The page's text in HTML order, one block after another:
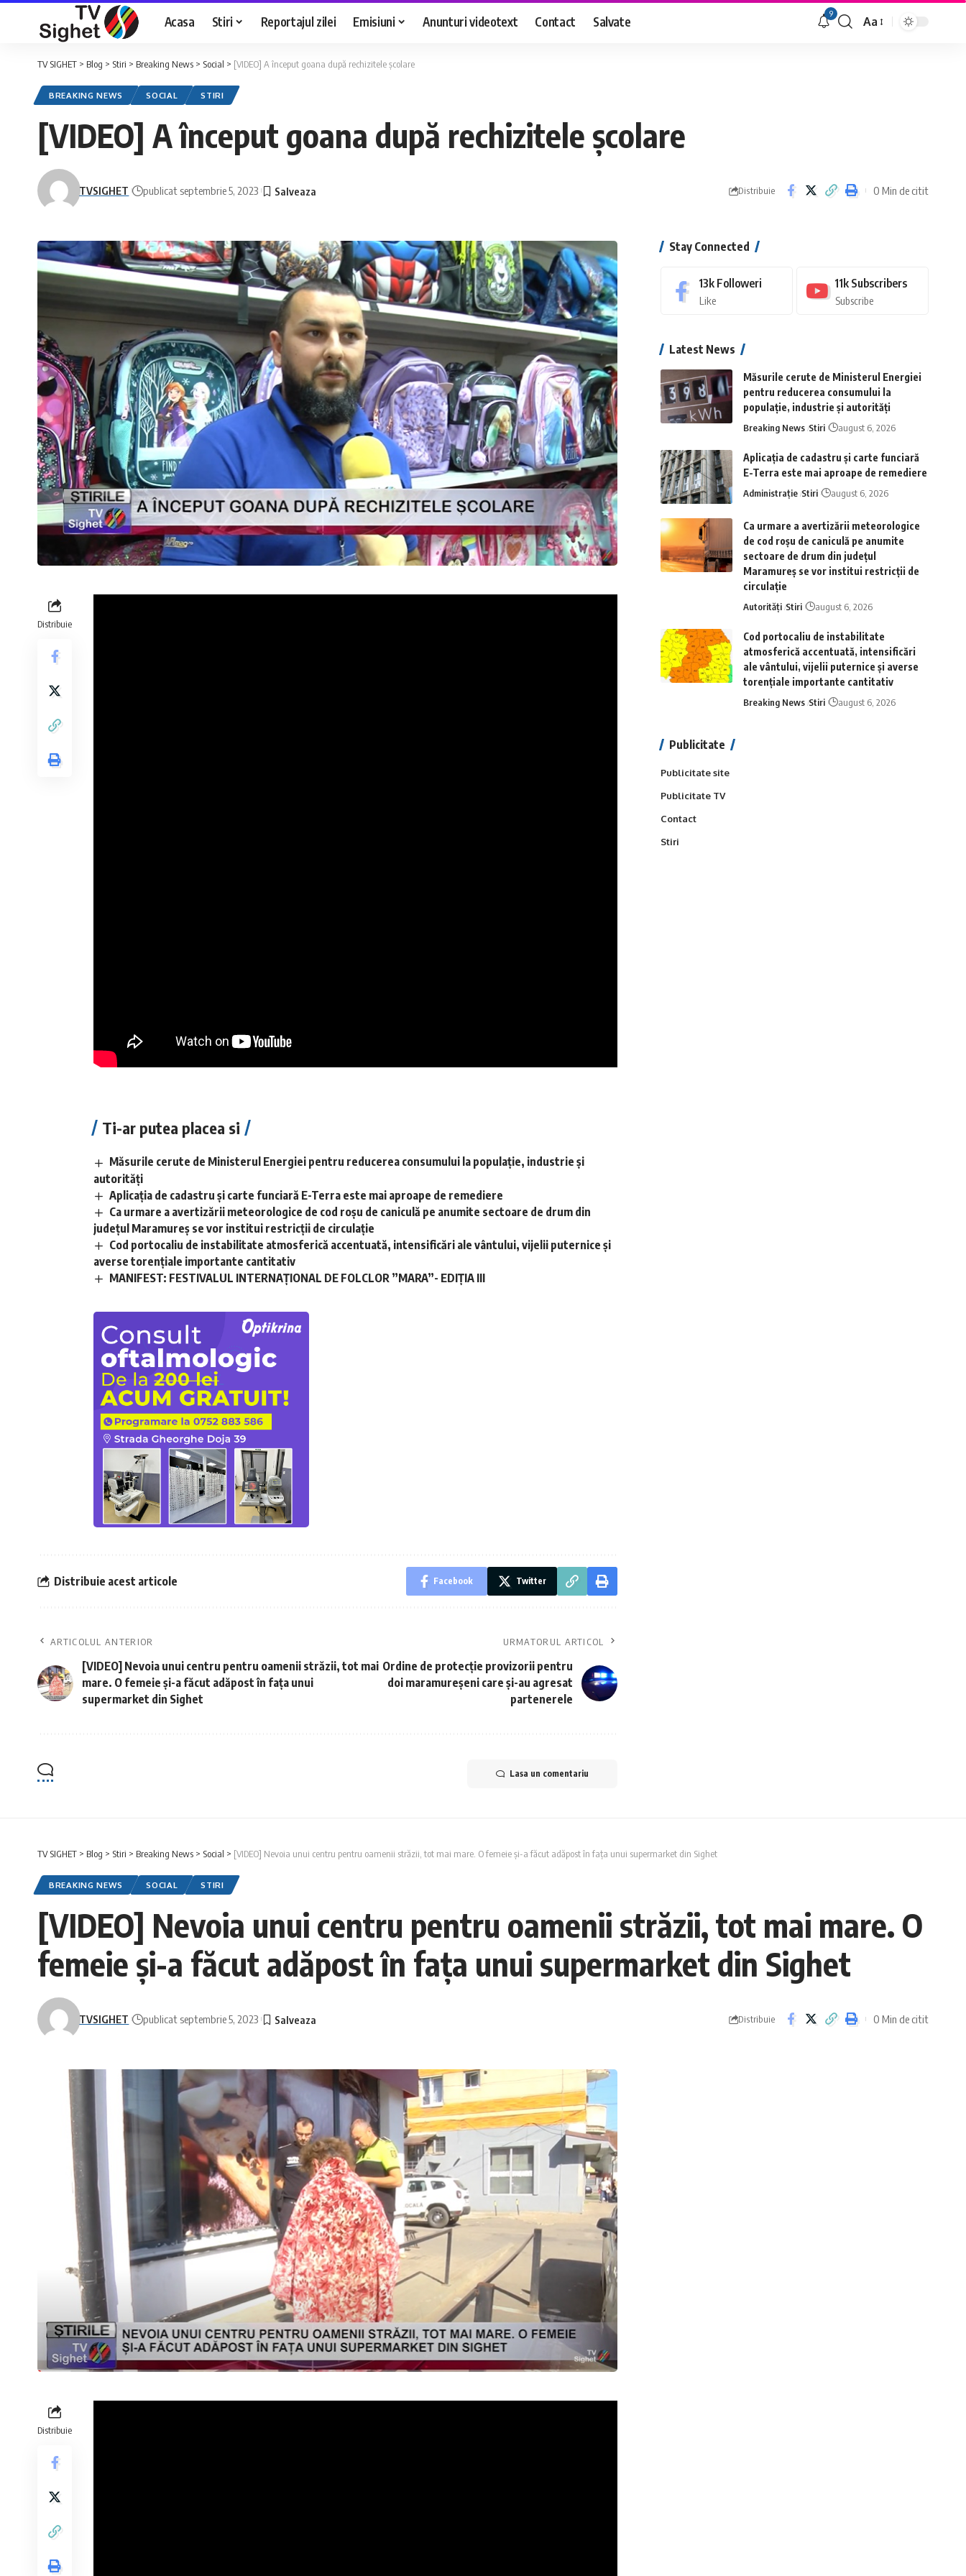
Acasa Stiri Reportajul zilei Emisiuni Anunturi videotext Contact Salvate 9
Font
Aa
TV SIGHET > Blog > Stiri > Breaking News > Social > [VIDEO] A început goana după rechizitele școlare
BREAKING NEWS SOCIAL STIRI
[VIDEO] A început goana după rechizitele școlare
TVSIGHET publicat septembrie 5, 2023 Distribuie 0 Min de citit
Distribuie
Ti-ar putea placea si
Măsurile cerute de Ministerul Energiei pentru reducerea consumului la populație, industrie și
autorități
Aplicaţia de cadastru şi carte funciară E-Terra este mai aproape de remediere
Ca urmare a avertizării meteorologice de cod roșu de caniculă pe anumite sectoare de drum din
județul Maramureș se vor institui restricții de circulație
Cod portocaliu de instabilitate atmosferică accentuată, intensificări ale vântului, vijelii puternice și
averse torențiale importante cantitativ
MANIFEST: FESTIVALUL INTERNAȚIONAL DE FOLCLOR ”MARA”- EDIȚIA III
Distribuie acest articole Facebook Twitter
ARTICOLUL ANTERIOR
[VIDEO] Nevoia unui centru pentru oamenii străzii, tot mai
mare. O femeie și-a făcut adăpost în fața unui
supermarket din Sighet
URMATORUL ARTICOL
Ordine de protecție provizorii pentru
doi maramureșeni care și-au agresat
partenerele
Lasa un comentariu
Stay Connected
13k Followeri
Like
11k Subscribers
Subscribe
Latest News
Măsurile cerute de Ministerul Energiei
pentru reducerea consumului la
populație, industrie și autorități
Breaking News Stiri august 6, 2026
Aplicaţia de cadastru şi carte funciară
E-Terra este mai aproape de remediere
Administrație Stiri august 6, 2026
Ca urmare a avertizării meteorologice
de cod roșu de caniculă pe anumite
sectoare de drum din județul
Maramureș se vor institui restricții de
circulație
Autorități Stiri august 6, 2026
Cod portocaliu de instabilitate
atmosferică accentuată, intensificări
ale vântului, vijelii puternice și averse
torențiale importante cantitativ
Breaking News Stiri august 6, 2026
Publicitate
Publicitate site
Publicitate TV
Contact
Stiri
TV SIGHET > Blog > Stiri > Breaking News > Social > [VIDEO] Nevoia unui centru pentru oamenii străzii, tot mai mare. O femeie și-a făcut adăpost în fața unui supermarket din Sighet
BREAKING NEWS SOCIAL STIRI
[VIDEO] Nevoia unui centru pentru oamenii străzii, tot mai mare. O
femeie și-a făcut adăpost în fața unui supermarket din Sighet
TVSIGHET publicat septembrie 5, 2023 Distribuie 0 Min de citit
Distribuie